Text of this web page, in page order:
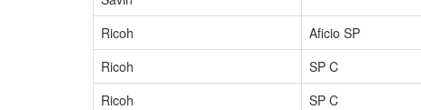
Ricoh
Aficio SP
Ricoh
SP C
Ricoh
SP C